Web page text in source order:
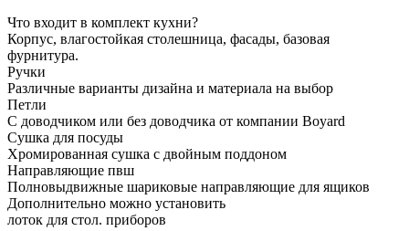
Что входит в комплект кухни?
Корпус, влагостойкая столешница, фасады, базовая
фурнитура.
Ручки
Различные варианты дизайна и материала на выбор
Петли
С доводчиком или без доводчика от компании Boyard
Сушка для посуды
Хромированная сушка с двойным поддоном
Направляющие пвш
Полновыдвижные шариковые направляющие для ящиков
Дополнительно можно установить
лоток для стол. приборов